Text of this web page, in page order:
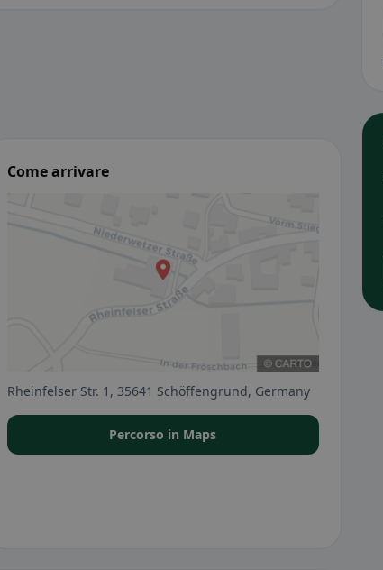
Come arrivare
Rheinfelser Str. 1, 35641 Schöffengrund, Germany
Percorso in Maps